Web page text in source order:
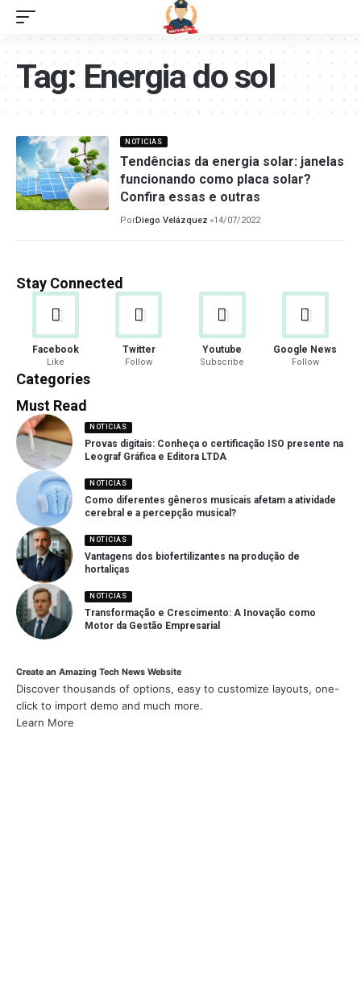
Tag:Energia do sol
NOTICIAS
Tendências da energia solar: janelas
funcionando como placa solar?
Confira essas e outras
PorDiego Velázquez 14/07/2022
Stay Connected
Facebook
Like
Twitter
Follow
Youtube
Subscribe
Google News
Follow
Categories
Must Read
NOTICIAS
Provas digitais: Conheça o certificação ISO presente na
Leograf Gráfica e Editora LTDA
NOTICIAS
Como diferentes gêneros musicais afetam a atividade
cerebral e a percepção musical?
NOTICIAS
Vantagens dos biofertilizantes na produção de
hortaliças
NOTICIAS
Transformação e Crescimento: A Inovação como
Motor da Gestão Empresarial
Create an Amazing Tech News Website
Discover thousands of options, easy to customize layouts, one-
click to import demo and much more.
Learn More